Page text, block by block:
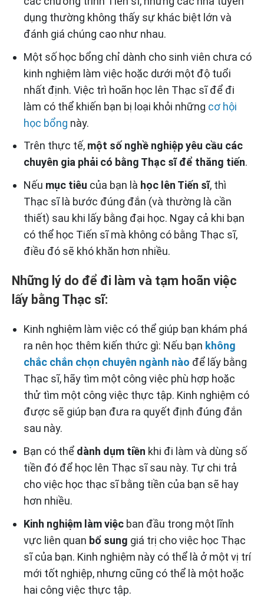
dụng thường không thấy sự khác biệt lớn và
đánh giá chúng cao như nhau.
Một số học bổng chỉ dành cho sinh viên chưa có
kinh nghiệm làm việc hoặc dưới một độ tuổi
nhất định. Việc trì hoãn học lên Thạc sĩ để đi
làm có thể khiến bạn bị loại khỏi những cơ hội
học bổng này.
Trên thực tế, một số nghề nghiệp yêu cầu các
chuyên gia phải có bằng Thạc sĩ để thăng tiến.
Nếu mục tiêu của bạn là học lên Tiến sĩ, thì
Thạc sĩ là bước đúng đắn (và thường là cần
thiết) sau khi lấy bằng đại học. Ngay cả khi bạn
có thể học Tiến sĩ mà không có bằng Thạc sĩ,
điều đó sẽ khó khăn hơn nhiều.
Những lý do để đi làm và tạm hoãn việc
lấy bằng Thạc sĩ:
Kinh nghiệm làm việc có thể giúp bạn khám phá
ra nên học thêm kiến thức gì: Nếu bạn không
chắc chắn chọn chuyên ngành nào để lấy bằng
Thạc sĩ, hãy tìm một công việc phù hợp hoặc
thử tìm một công việc thực tập. Kinh nghiệm có
được sẽ giúp bạn đưa ra quyết định đúng đắn
sau này.
Bạn có thể dành dụm tiền khi đi làm và dùng số
tiền đó để học lên Thạc sĩ sau này. Tự chi trả
cho việc học thạc sĩ bằng tiền của bạn sẽ hay
hơn nhiều.
Kinh nghiệm làm việc ban đầu trong một lĩnh
vực liên quan bổ sung giá trị cho việc học Thạc
sĩ của bạn. Kinh nghiệm này có thể là ở một vị trí
mới tốt nghiệp, nhưng cũng có thể là một hoặc
hai công việc thực tập.